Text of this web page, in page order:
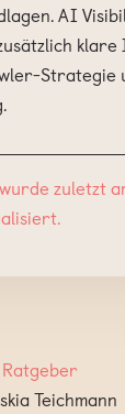
AI
klare
Strategie
zuletzt
Ratgeber
Teichmann